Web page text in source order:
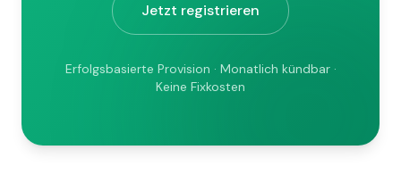
Jetzt registrieren
Erfolgsbasierte Provision · Monatlich kündbar ·
Keine Fixkosten